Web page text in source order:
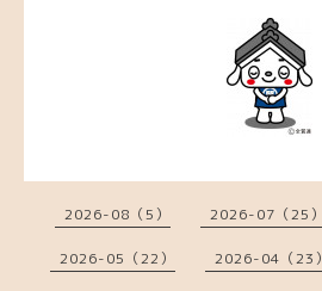
2026-08（5） 2026-07（25）
2026-05（22） 2026-04（23）